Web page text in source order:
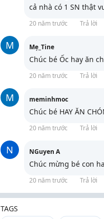
cả nhà có 1 SN thật
20 năm trước Trả lời
M Mẹ_Tine
Chúc bé Ốc hay ăn
20 năm trước Trả lời
M meminhmoc
Chúc bé HAY ĂN
20 năm trước Trả lời
N NGuyen A
Chúc mừng bé con
20 năm trước Trả lời
TAGS